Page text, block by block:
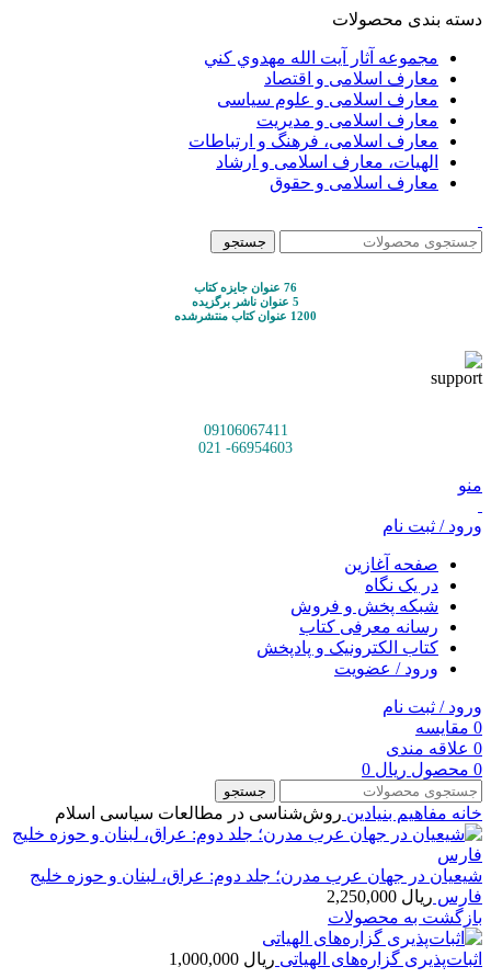
دسته بندی محصولات
مجموعه آثار آيت الله مهدوي كني
معارف اسلامی و اقتصاد
معارف اسلامی و علوم سیاسی
معارف اسلامی و مدیریت
معارف اسلامی، فرهنگ و ارتباطات
الهیات، معارف اسلامی و ارشاد
معارف اسلامی و حقوق
جستجو
76 عنوان جایزه کتاب
5 عنوان ناشر برگزیده
1200 عنوان کتاب منتشرشده
09106067411
66954603- 021
منو
ورود / ثبت نام
صفحه آغازین
در یک نگاه
شبکه پخش و فروش
رسانه معرفی کتاب
کتاب الکترونیک و پادپخش
ورود / عضویت
ورود / ثبت نام
0 مقایسه
0 علاقه مندی
0 محصول ریال
جستجو
خانه مفاهيم بنيادين روش‌شناسی در مطالعات سیاسی اسلام
شیعیان در جهان عرب مدرن؛ جلد دوم: عراق، لبنان و حوزه خلیج
فارس ریال
بازگشت به محصولات
اثبات‌پذیری گزاره‌های الهیاتی ریال